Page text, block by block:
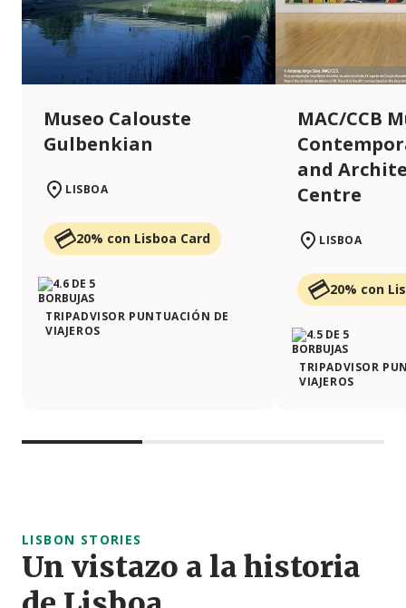
Museo Calouste
Gulbenkian
LISBOA
20% con Lisboa Card
TRIPADVISOR PUNTUACIÓN DE
VIAJEROS
MAC/CCB
and
Centre
LISBOA
20% con
TRIPADVISOR
VIAJEROS
LISBON STORIES
Un vistazo a la historia